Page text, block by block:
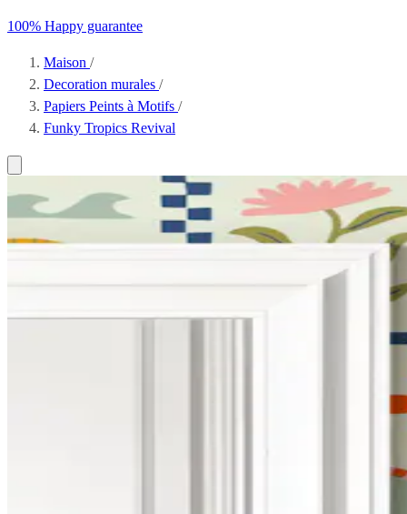
100% Happy guarantee
Maison /
Decoration murales /
Papiers Peints à Motifs /
Funky Tropics Revival